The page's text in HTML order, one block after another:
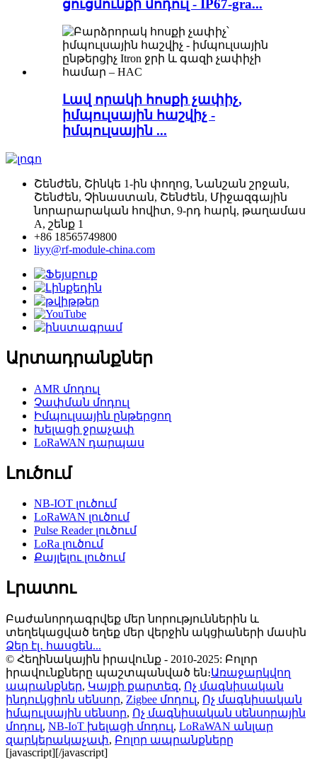
ցուցմունքի մոդուլ - IP67-gra...
Լավ որակի հոսքի չափիչ,
իմպուլսային հաշվիչ -
իմպուլսային ...
Շենժեն, Շինկե 1-ին փողոց, Նանշան շրջան,
Շենժեն, Չինաստան, Շենժեն, Միջազգային
նորարարական հովիտ, 9-րդ հարկ, թաղամաս
A, շենք 1
+86 18565749800
liyy@rf-module-china.com
Արտադրանքներ
AMR մոդուլ
Չափման մոդուլ
Իմպուլսային ընթերցող
Խելացի ջրաչափ
LoRaWAN դարպաս
Լուծում
NB-IOT լուծում
LoRaWAN լուծում
Pulse Reader լուծում
LoRa լուծում
Քայլելու լուծում
Լրատու
Բաժանորդագրվեք մեր նորություններին և
տեղեկացված եղեք մեր վերջին ակցիաների մասին
Ձեր էլ․ հասցեն...
© Հեղինակային իրավունք - 2010-2025: Բոլոր
իրավունքները պաշտպանված են։Առաջարկվող
ապրանքներ, Կայքի քարտեզ, Ոչ մագնիսական
ինդուկցիոն սենսոր, Zigbee մոդուլ, Ոչ մագնիսական
իմպուլսային սենսոր, Ոչ մագնիսական սենսորային
մոդուլ, NB-IoT խելացի մոդուլ, LoRaWAN անլար
զարկերակաչափ, Բոլոր ապրանքները
[javascript][/javascript]